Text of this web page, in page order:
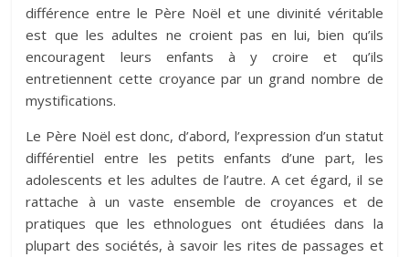
différence entre le Père Noël et une divinité véritable
est que les adultes ne croient pas en lui, bien qu’ils
encouragent leurs enfants à y croire et qu’ils
entretiennent cette croyance par un grand nombre de
mystifications.
Le Père Noël est donc, d’abord, l’expression d’un statut
différentiel entre les petits enfants d’une part, les
adolescents et les adultes de l’autre. A cet égard, il se
rattache à un vaste ensemble de croyances et de
pratiques que les ethnologues ont étudiées dans la
plupart des sociétés, à savoir les rites de passages et